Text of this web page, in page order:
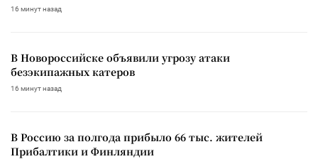
16 минут назад
В Новороссийске объявили угрозу атаки
безэкипажных катеров
16 минут назад
В Россию за полгода прибыло 66 тыс. жителей
Прибалтики и Финляндии